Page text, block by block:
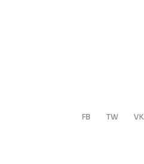
FB TW VK